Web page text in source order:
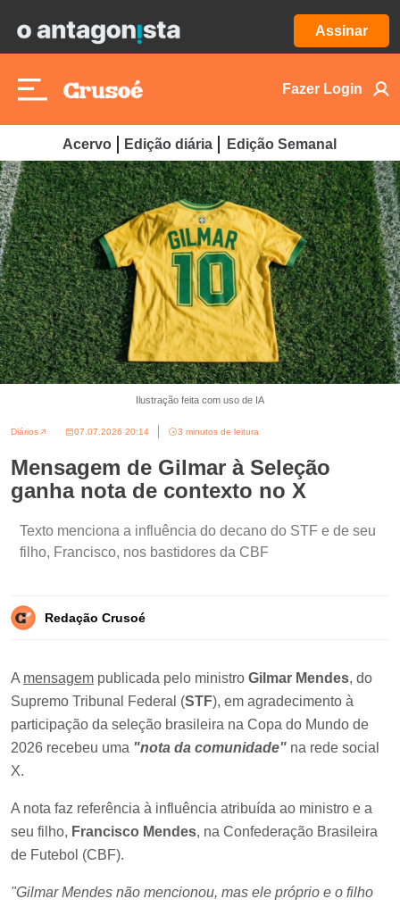
Assinar
Fazer Login
Acervo Edição diária Edição Semanal
Ilustração feita com uso de IA
Diários 07.07.2026 20:14 3 minutos de leitura
Mensagem de Gilmar à Seleção
ganha nota de contexto no X
Texto menciona a influência do decano do STF e de seu
filho, Francisco, nos bastidores da CBF
Redação Crusoé
A mensagem publicada pelo ministro Gilmar Mendes, do
Supremo Tribunal Federal (STF), em agradecimento à
participação da seleção brasileira na Copa do Mundo de
2026 recebeu uma "nota da comunidade" na rede social
X.
A nota faz referência à influência atribuída ao ministro e a
seu filho, Francisco Mendes, na Confederação Brasileira
de Futebol (CBF).
"Gilmar Mendes não mencionou, mas ele próprio e o filho